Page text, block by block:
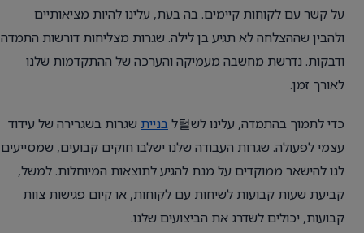
על קשר עם לקוחות קיימים. בה בעת, עלינו להיות מציאותיים
ולהבין שההצלחה לא תגיע בן לילה. שגרות מצליחות דורשות התמדה
ודבקות. נדרשת מחשבה מעמיקה והערכה של ההתקדמות שלנו
לאורך זמן.
כדי לתמוך בהתמדה, עלינו לש털ל בניית שגרות בשגרירה של עידוד
עצמי לפעולה. שגרות העבודה שלנו ישלבו חוקים קבועים, שמסייעים
לנו להישאר ממוקדים על מנת להגיע לתוצאות המיוחלות. למשל,
קביעת שעות קבועות לשיחות עם לקוחות, או קיום פגישות צוות
קבועות, יכולים לשדרג את הביצועים שלנו.